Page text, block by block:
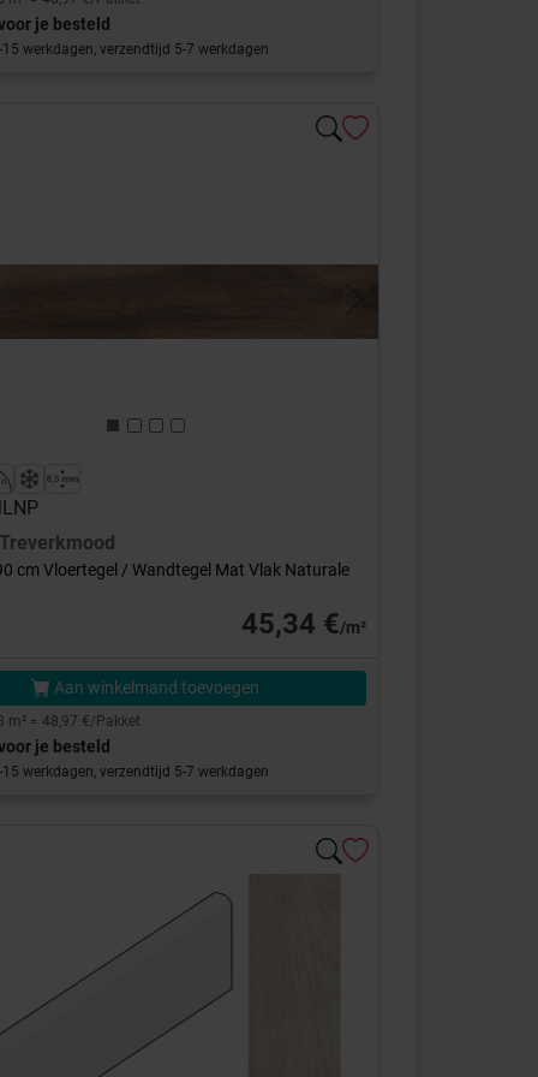
je besteld
werkdagen, verzendtijd 5-7 werkdagen
Treverkmood
cm Vloertegel / Wandtegel Mat Vlak Naturale
45,34 €/m²
Aan winkelmand toevoegen
m² = 48,97 €/Pakket
je besteld
werkdagen, verzendtijd 5-7 werkdagen